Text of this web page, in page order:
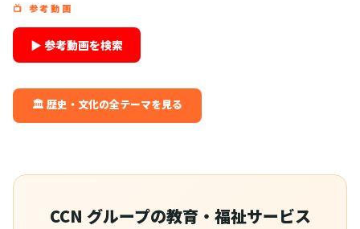
📺 参考動画
▶ 参考動画を検索
🏛️ 歴史・文化の全テーマを見る
CCN グループの教育・福祉サービス